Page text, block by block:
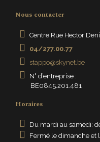
Nous contacter
Centre Rue Hector
04/277.00.77
stappo@skynet.be
N° d’entreprise :
BE0845.201.481
Horaires
Du mardi au samedi:
Fermé le dimanche et